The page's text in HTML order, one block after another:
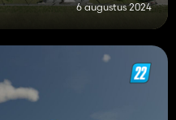
6 augustus 2024